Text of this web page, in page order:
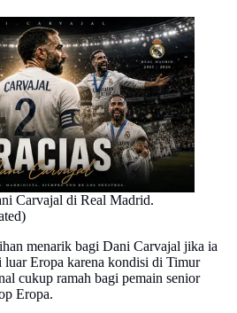
Carvajal di Real Madrid.
menarik bagi Dani Carvajal jika ia
luar Eropa karena kondisi di Timur
cukup ramah bagi pemain senior
Eropa.